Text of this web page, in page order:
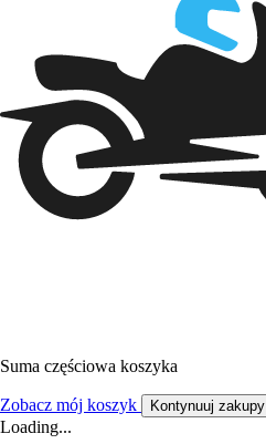
Suma częściowa koszyka
Zobacz mój koszyk Kontynuuj zakupy
Loading...